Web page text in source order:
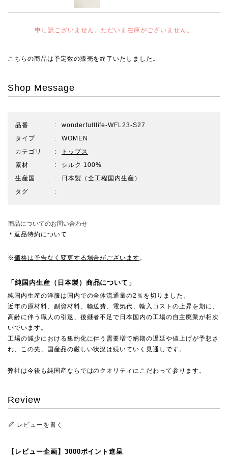
申し訳ございません。ただいま在庫がございません。
こちらの商品は予定数の販売を終了いたしました。
Shop Message
品番
wonderfulllife-WFL23-S27
タイプ
WOMEN
カテゴリ
トップス
素材
シルク 100%
生産国
日本製（全工程国内生産）
タグ
商品についてのお問い合わせ
＊返品特約について
※価格は予告なく変更する場合がございます 。
「純国内生産（日本製）商品について」
純国内生産の洋服は国内での全体流通量の2％を切りました。
近年の原材料、副資材料、輸送費、電気代、輸入コストの上昇を期に、
高齢に伴う職人の引退、後継者不足で日本国内の工場の自主廃業が相次
いでいます。
工場の減少における集約化に伴う需要増で納期の遅延や値上げが予想さ
れ、この先、国産品の厳しい状況は続いていく見通しです。
弊社は今後も純国産ならではのクオリティにこだわって参ります。
Review
レビューを書く
【レビュー企画】3000ポイント進呈